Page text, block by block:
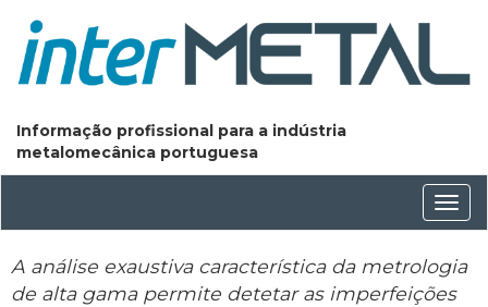
Informação profissional para a indústria
metalomecânica portuguesa
A análise exaustiva característica da metrologia
de alta gama permite detetar as imperfeições